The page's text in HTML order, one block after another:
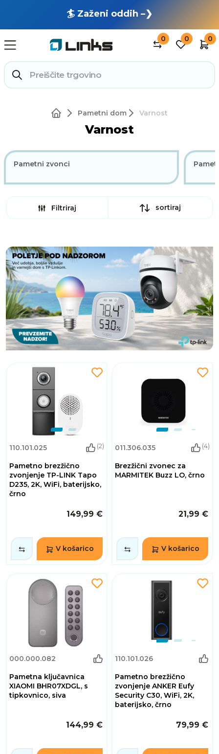
🏄 Zaženi oddih –❯
0 0 0
Pametni dom Varnost
Varnost
Pametni zvonci
Filtriraj sortiraj
110.101.025 (2)
Pametno brezžično
zvonjenje TP-LINK Tapo
D235, 2K, WiFi, baterijsko,
črno
149,99 €
V košarico
011.306.035 (4)
Brezžični zvonec za
MARMITEK Buzz LO, črno
21,99 €
V košarico
000.000.082
Pametna ključavnica
XIAOMI BHR07XDGL, s
tipkovnico, siva
144,99 €
110.101.026
Pametno brezžično
zvonjenje ANKER Eufy
Security C30, WiFi, 2K,
baterijsko, črno
79,99 €